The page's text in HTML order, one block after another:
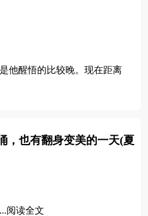
他醒悟的比较晚。现在距离
，也有翻身变美的一天(夏
阅读全文